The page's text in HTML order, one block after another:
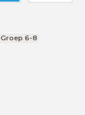
Groep 6-8